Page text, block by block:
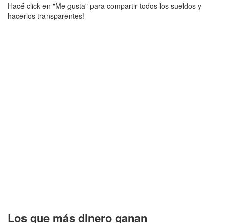
Hacé click en "Me gusta" para compartir todos los sueldos y
hacerlos transparentes!
Los que más dinero ganan